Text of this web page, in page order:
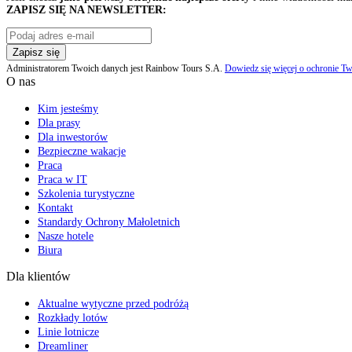
ZAPISZ SIĘ NA NEWSLETTER:
Zapisz się
Administratorem Twoich danych jest Rainbow Tours S.A. Dowiedz się więcej o ochronie
O nas
Kim jesteśmy
Dla prasy
Dla inwestorów
Bezpieczne wakacje
Praca
Praca w IT
Szkolenia turystyczne
Kontakt
Standardy Ochrony Małoletnich
Nasze hotele
Biura
Dla klientów
Aktualne wytyczne przed podróżą
Rozkłady lotów
Linie lotnicze
Dreamliner